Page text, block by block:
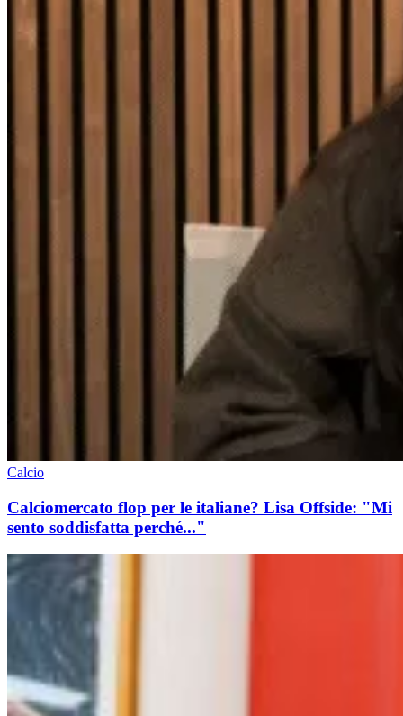
Calcio
Calciomercato flop per le italiane? Lisa Offside: "Mi
sento soddisfatta perché..."